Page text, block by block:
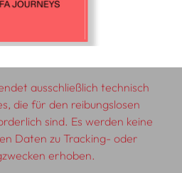
ausschließlich technisch
die für den reibungslosen
sind. Es werden keine
Daten zu Tracking- oder
erhoben.